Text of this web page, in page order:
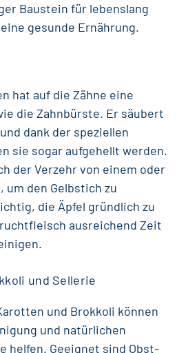
Baustein für lebenslang
gesunde Ernährung.
hat auf die Zähne eine
die Zahnbürste. Er säubert
dank der speziellen
sie sogaraufgehellt werden.
der Verzehr von einem oder
um den Gelbstich zu
die Äpfel gründlich zu
ausreichend Zeit
und Sellerie
und Brokkoli können
und natürlichen
helfen. Geeignet sind Obst-